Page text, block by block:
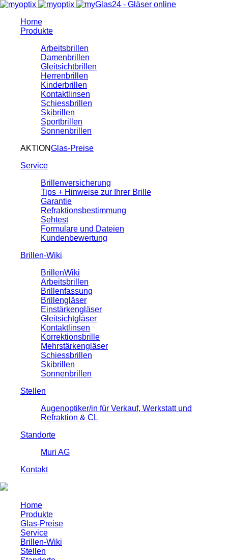
Home
Produkte
Arbeitsbrillen
Damenbrillen
Gleitsichtbrillen
Herrenbrillen
Kinderbrillen
Kontaktlinsen
Schiessbrillen
Skibrillen
Sportbrillen
Sonnenbrillen
AKTIONGlas-Preise
Service
Brillenversicherung
Tips + Hinweise zur Ihrer Brille
Garantie
Refraktionsbestimmung
Sehtest
Formulare und Dateien
Kundenbewertung
Brillen-Wiki
BrillenWiki
Arbeitsbrillen
Brillenfassung
Brillengläser
Einstärkengläser
Gleitsichtgläser
Kontaktlinsen
Korrektionsbrille
Mehrstärkengläser
Schiessbrillen
Skibrillen
Sonnenbrillen
Stellen
Augenoptiker/in für Verkauf, Werkstatt und
Refraktion & CL
Standorte
Muri AG
Kontakt
Home
Produkte
Glas-Preise
Service
Brillen-Wiki
Stellen